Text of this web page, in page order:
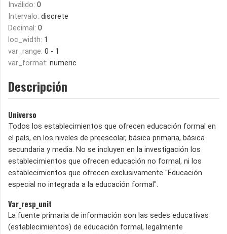
Inválido: 0
Intervalo: discrete
Decimal: 0
loc_width: 1
var_range: 0 - 1
var_format: numeric
Descripción
Universo
Todos los establecimientos que ofrecen educación formal en
el país, en los niveles de preescolar, básica primaria, básica
secundaria y media. No se incluyen en la investigación los
establecimientos que ofrecen educación no formal, ni los
establecimientos que ofrecen exclusivamente "Educación
especial no integrada a la educación formal".
Var_resp_unit
La fuente primaria de información son las sedes educativas
(establecimientos) de educación formal, legalmente